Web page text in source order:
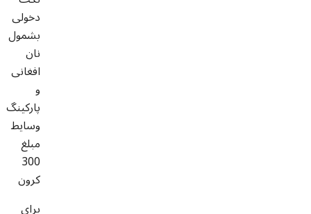
دخولی
بشمول
نان
افغانی
و
پارکینگ
وسایط
مبلغ
300
کرون